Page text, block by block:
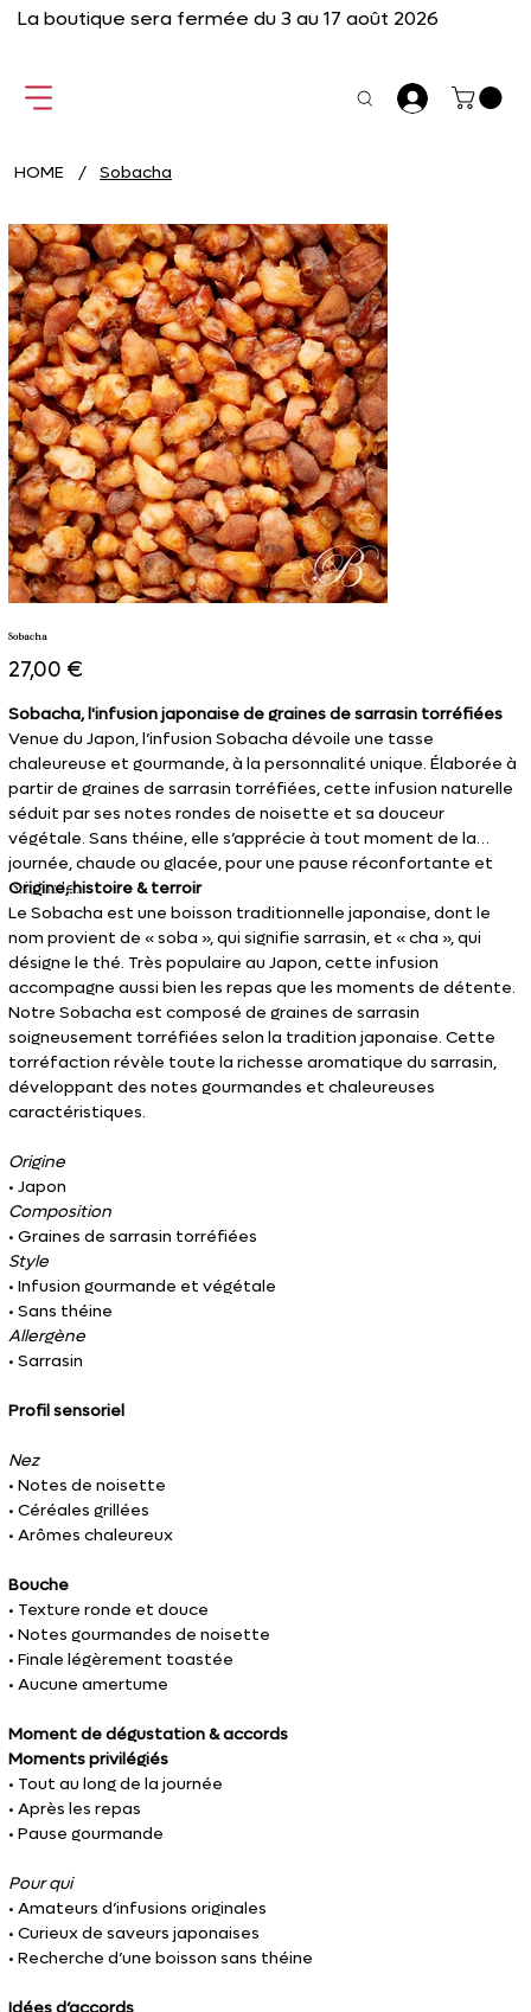
La boutique sera fermée du 3 au 17 août 2026
HOME / Sobacha
Sobacha
Prix
27,00 €
Sobacha, l'infusion japonaise de graines de sarrasin torréfiées
Venue du Japon, l’infusion Sobacha dévoile une tasse
chaleureuse et gourmande, à la personnalité unique. Élaborée à
partir de graines de sarrasin torréfiées, cette infusion naturelle
séduit par ses notes rondes de noisette et sa douceur
végétale. Sans théine, elle s’apprécie à tout moment de la
journée, chaude ou glacée, pour une pause réconfortante et
originale.
Origine, histoire & terroir
Le Sobacha est une boisson traditionnelle japonaise, dont le
nom provient de « soba », qui signifie sarrasin, et « cha », qui
désigne le thé. Très populaire au Japon, cette infusion
accompagne aussi bien les repas que les moments de détente.
Notre Sobacha est composé de graines de sarrasin
soigneusement torréfiées selon la tradition japonaise. Cette
torréfaction révèle toute la richesse aromatique du sarrasin,
développant des notes gourmandes et chaleureuses
caractéristiques.
Origine
• Japon
Composition
• Graines de sarrasin torréfiées
Style
• Infusion gourmande et végétale
• Sans théine
Allergène
• Sarrasin
Profil sensoriel
Nez
• Notes de noisette
• Céréales grillées
• Arômes chaleureux
Bouche
• Texture ronde et douce
• Notes gourmandes de noisette
• Finale légèrement toastée
• Aucune amertume
Moment de dégustation & accords
Moments privilégiés
• Tout au long de la journée
• Après les repas
• Pause gourmande
Pour qui
• Amateurs d’infusions originales
• Curieux de saveurs japonaises
• Recherche d’une boisson sans théine
Idées d’accords